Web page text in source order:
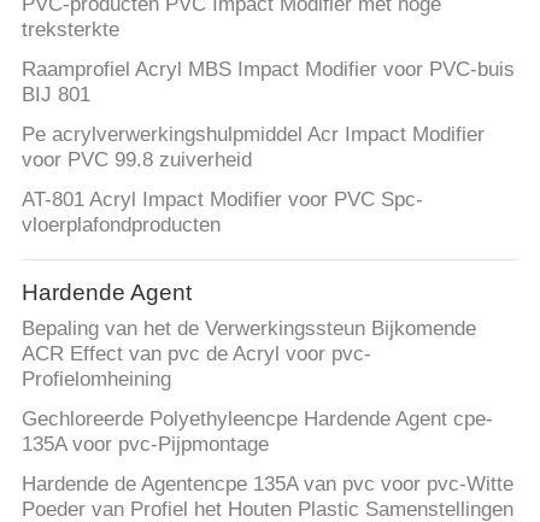
PVC-producten PVC Impact Modifier met hoge
treksterkte
Raamprofiel Acryl MBS Impact Modifier voor PVC-buis
BIJ 801
Pe acrylverwerkingshulpmiddel Acr Impact Modifier
voor PVC 99.8 zuiverheid
AT-801 Acryl Impact Modifier voor PVC Spc-
vloerplafondproducten
Hardende Agent
Bepaling van het de Verwerkingssteun Bijkomende
ACR Effect van pvc de Acryl voor pvc-
Profielomheining
Gechloreerde Polyethyleencpe Hardende Agent cpe-
135A voor pvc-Pijpmontage
Hardende de Agentencpe 135A van pvc voor pvc-Witte
Poeder van Profiel het Houten Plastic Samenstellingen